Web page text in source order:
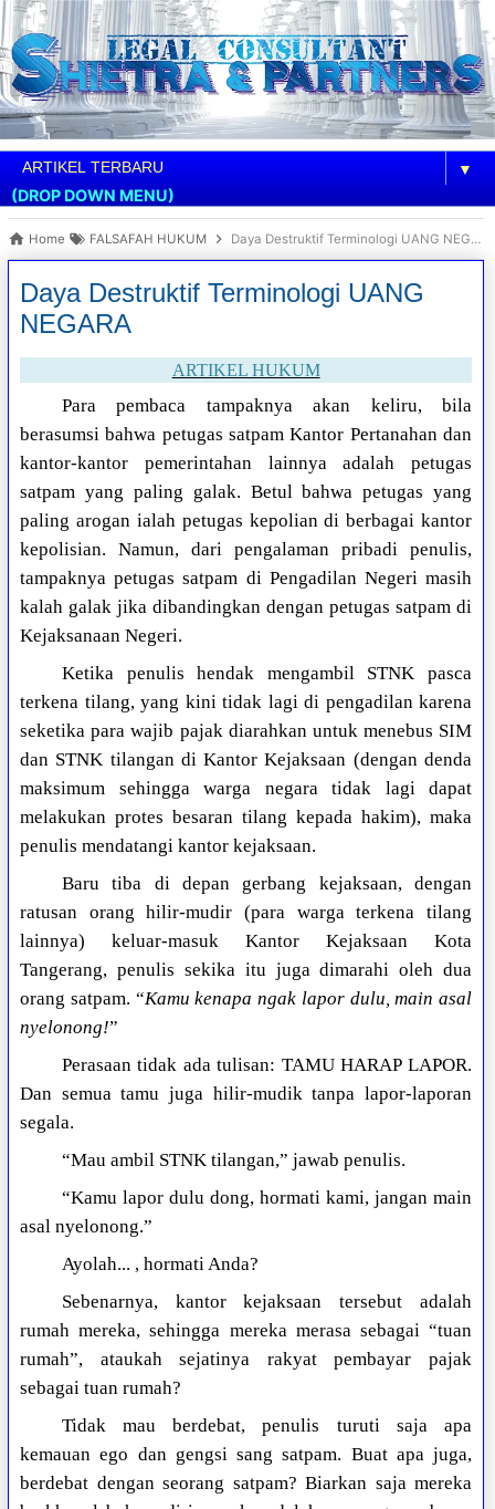
▼
(DROP DOWN MENU)
Home FALSAFAH HUKUM Daya Destruktif Terminologi UANG NEGARA
Daya Destruktif Terminologi UANG
NEGARA
ARTIKEL HUKUM
Para pembaca tampaknya akan keliru, bila
berasumsi bahwa petugas satpam Kantor Pertanahan dan
kantor-kantor pemerintahan lainnya adalah petugas
satpam yang paling galak. Betul bahwa petugas yang
paling arogan ialah petugas kepolian di berbagai kantor
kepolisian. Namun, dari pengalaman pribadi penulis,
tampaknya petugas satpam di Pengadilan Negeri masih
kalah galak jika dibandingkan dengan petugas satpam di
Kejaksanaan Negeri.
Ketika penulis hendak mengambil STNK pasca
terkena tilang, yang kini tidak lagi di pengadilan karena
seketika para wajib pajak diarahkan untuk menebus SIM
dan STNK tilangan di Kantor Kejaksaan (dengan denda
maksimum sehingga warga negara tidak lagi dapat
melakukan protes besaran tilang kepada hakim), maka
penulis mendatangi kantor kejaksaan.
Baru tiba di depan gerbang kejaksaan, dengan
ratusan orang hilir-mudir (para warga terkena tilang
lainnya) keluar-masuk Kantor Kejaksaan Kota
Tangerang, penulis sekika itu juga dimarahi oleh dua
orang satpam. “Kamu kenapa ngak lapor dulu, main asal
nyelonong!”
Perasaan tidak ada tulisan: TAMU HARAP LAPOR.
Dan semua tamu juga hilir-mudik tanpa lapor-laporan
segala.
“Mau ambil STNK tilangan,” jawab penulis.
“Kamu lapor dulu dong, hormati kami, jangan main
asal nyelonong.”
Ayolah... , hormati Anda?
Sebenarnya, kantor kejaksaan tersebut adalah
rumah mereka, sehingga mereka merasa sebagai “tuan
rumah”, ataukah sejatinya rakyat pembayar pajak
sebagai tuan rumah?
Tidak mau berdebat, penulis turuti saja apa
kemauan ego dan gengsi sang satpam. Buat apa juga,
berdebat dengan seorang satpam? Biarkan saja mereka